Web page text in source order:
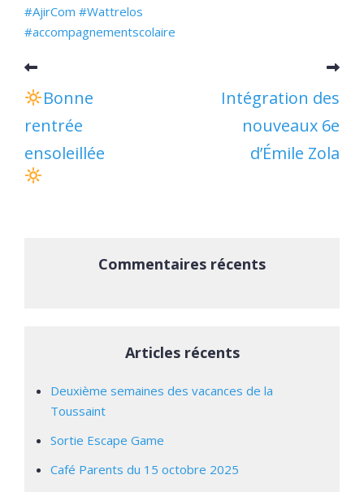
#AjirCom #Wattrelos
#accompagnementscolaire
Bonne
rentrée
ensoleillée
Intégration des
nouveaux 6e
d’Émile Zola
Commentaires récents
Articles récents
Deuxième semaines des vacances de la
Toussaint
Sortie Escape Game
Café Parents du 15 octobre 2025